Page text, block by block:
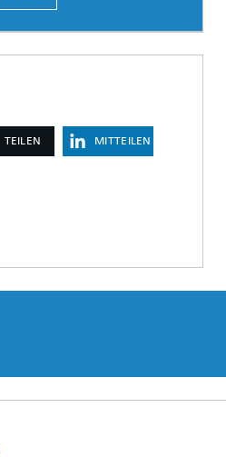
TEILEN MITTEILEN